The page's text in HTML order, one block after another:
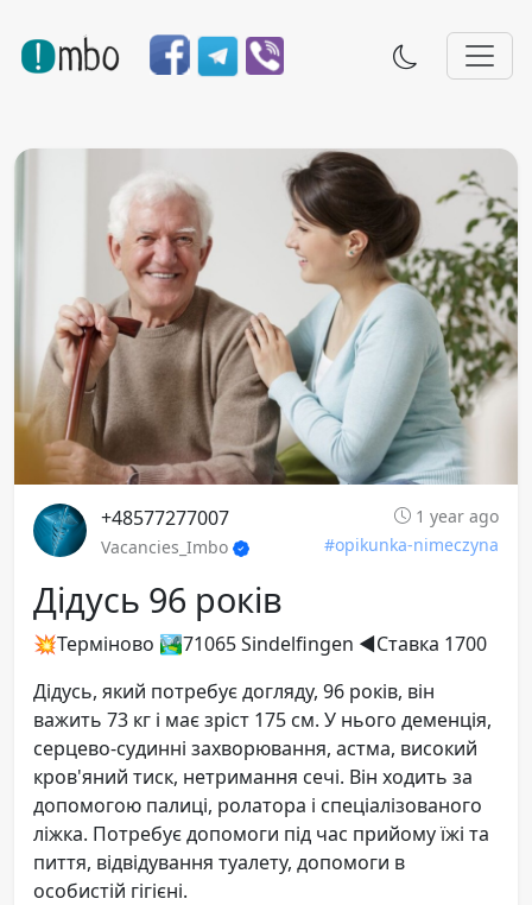
+48577277007
1 year ago
Vacancies_Imbo
#opikunka-nimeczyna
Дідусь 96 років
💥Терміново 🏞71065 Sindelfingen ◀️Ставка 1700
Дідусь, який потребує догляду, 96 років, він
важить 73 кг і має зріст 175 см. У нього деменція,
серцево-судинні захворювання, астма, високий
кров'яний тиск, нетримання сечі. Він ходить за
допомогою палиці, ролатора і спеціалізованого
ліжка. Потребує допомоги під час прийому їжі та
пиття, відвідування туалету, допомоги в
особистій гігієні.